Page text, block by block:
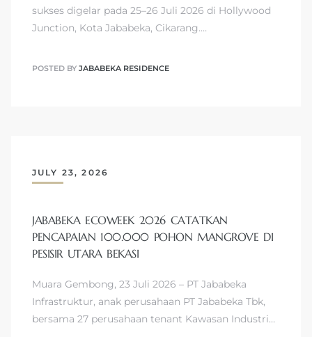
sukses digelar pada 25–26 Juli 2026 di Hollywood
Junction, Kota Jababeka, Cikarang.…
POSTED BY JABABEKA RESIDENCE
JULY 23, 2026
JABABEKA ECOWEEK 2026 CATATKAN
PENCAPAIAN 100.000 POHON MANGROVE DI
PESISIR UTARA BEKASI
Muara Gembong, 23 Juli 2026 – PT Jababeka
Infrastruktur, anak perusahaan PT Jababeka Tbk,
bersama 27 perusahaan tenant Kawasan Industri…